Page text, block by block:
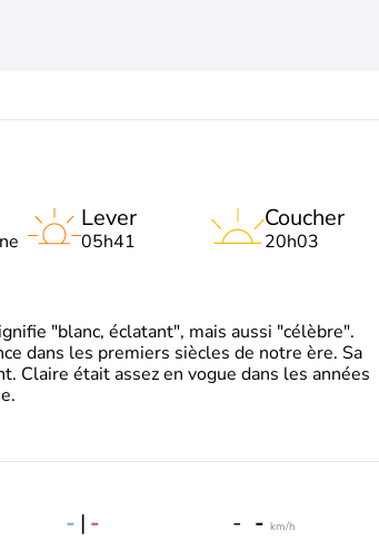
Lever
05h41
Coucher
20h03
"blanc, éclatant", mais aussi "célèbre".
dans les premiers siècles de notre ère. Sa
Claire était assez en vogue dans les années
- | - - - km/h